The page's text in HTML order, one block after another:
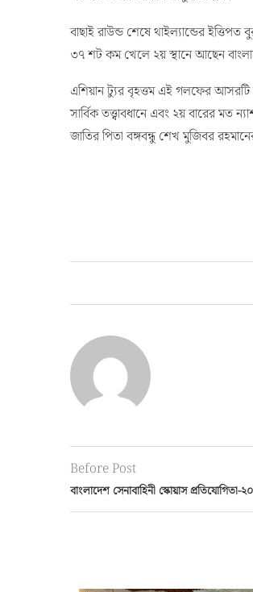
বাছাই রাউন্ড শেষে থাইল্যান্ডের
৩৭ শট কম খেলে ২য় স্থানে আছেন
এশিয়ান ট্যুর বৃহত্তম এই গলফের আসরটি
সার্বিক তত্ত্বাবধানে এবং ২য় বারের মত
জাতির পিতা বঙ্গবন্ধু শেখ মুজিবর
Before Post
বাংলাদেশ সেনাবাহিনী স্কোয়াস প্রতিযোগিতা-